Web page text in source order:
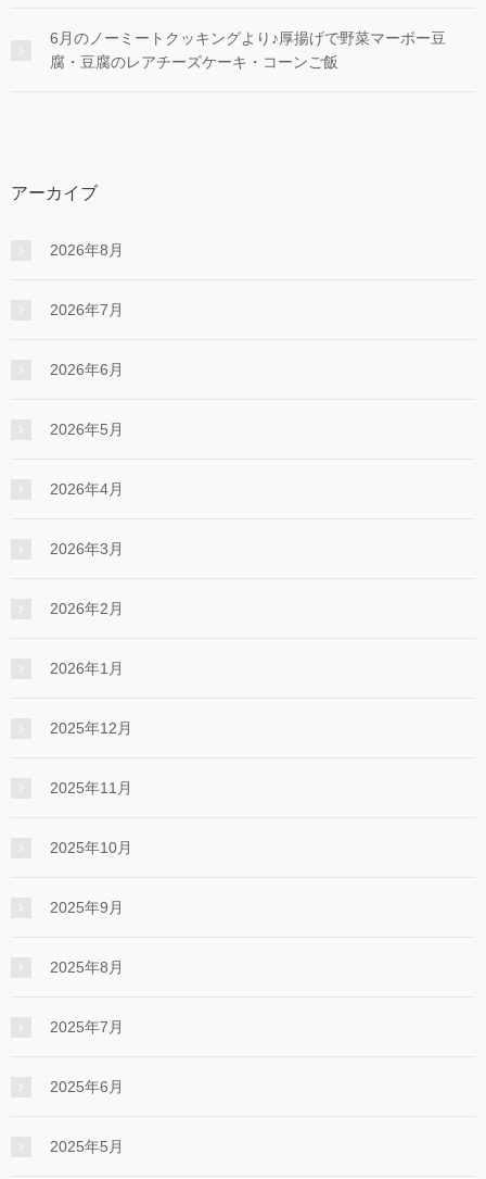
6月のノーミートクッキングより♪厚揚げで野菜マーボー豆
腐・豆腐のレアチーズケーキ・コーンご飯
アーカイブ
2026年8月
2026年7月
2026年6月
2026年5月
2026年4月
2026年3月
2026年2月
2026年1月
2025年12月
2025年11月
2025年10月
2025年9月
2025年8月
2025年7月
2025年6月
2025年5月